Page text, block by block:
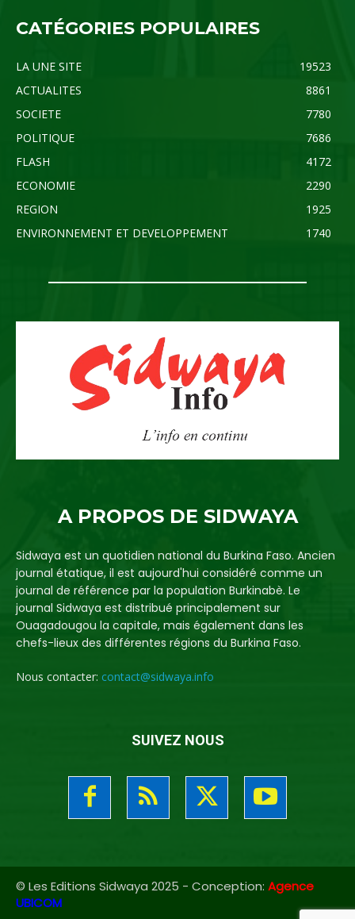
CATÉGORIES POPULAIRES
LA UNE SITE
19523
ACTUALITES
8861
SOCIETE
7780
POLITIQUE
7686
FLASH
4172
ECONOMIE
2290
REGION
1925
ENVIRONNEMENT ET DEVELOPPEMENT
1740
A PROPOS DE SIDWAYA
Sidwaya est un quotidien national du Burkina Faso. Ancien
journal étatique, il est aujourd'hui considéré comme un
journal de référence par la population Burkinabè. Le
journal Sidwaya est distribué principalement sur
Ouagadougou la capitale, mais également dans les
chefs-lieux des différentes régions du Burkina Faso.
Nous contacter: contact@sidwaya.info
SUIVEZ NOUS
© Les Editions Sidwaya 2025 - Conception: Agence
UBICOM